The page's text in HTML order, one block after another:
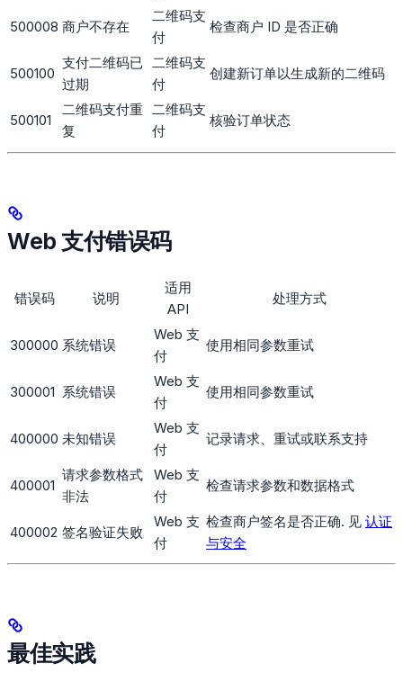
500008 商户不存在
二维码支
付
检查商户 ID 是否正确
500100
支付二维码已
过期
二维码支
付
创建新订单以生成新的二维码
500101
二维码支付重
复
二维码支
付
核验订单状态
Web 支付错误码
错误码 说明
适用
API
处理方式
300000 系统错误
Web 支
付
使用相同参数重试
300001 系统错误
Web 支
付
使用相同参数重试
400000 未知错误
Web 支
付
记录请求、重试或联系支持
400001
请求参数格式
非法
Web 支
付
检查请求参数和数据格式
400002 签名验证失败
Web 支
付
检查商户签名是否正确. 见 认证
与安全
最佳实践